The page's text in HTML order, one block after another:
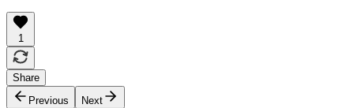
1
Share
Previous
Next